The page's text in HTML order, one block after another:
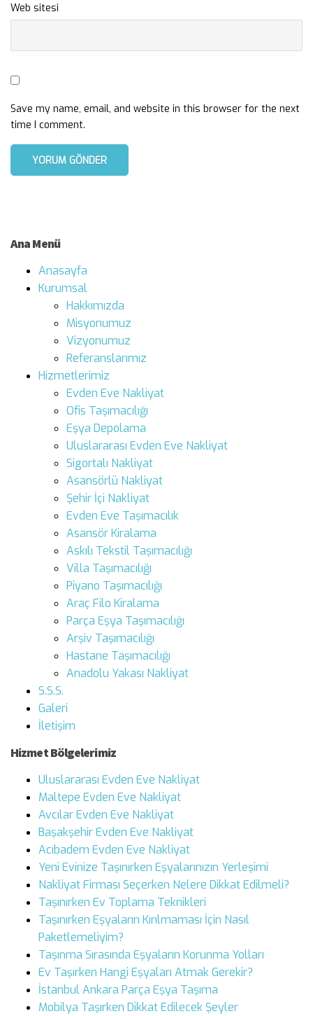
Web sitesi
Save my name, email, and website in this browser for the next
time I comment.
Ana Menü
Anasayfa
Kurumsal
Hakkımızda
Misyonumuz
Vizyonumuz
Referanslarımız
Hizmetlerimiz
Evden Eve Nakliyat
Ofis Taşımacılığı
Eşya Depolama
Uluslararası Evden Eve Nakliyat
Sigortalı Nakliyat
Asansörlü Nakliyat
Şehir İçi Nakliyat
Evden Eve Taşımacılık
Asansör Kiralama
Askılı Tekstil Taşımacılığı
Villa Taşımacılığı
Piyano Taşımacılığı
Araç Filo Kiralama
Parça Eşya Taşımacılığı
Arşiv Taşımacılığı
Hastane Taşımacılığı
Anadolu Yakası Nakliyat
S.S.S.
Galeri
İletişim
Hizmet Bölgelerimiz
Uluslararası Evden Eve Nakliyat
Maltepe Evden Eve Nakliyat
Avcılar Evden Eve Nakliyat
Başakşehir Evden Eve Nakliyat
Acıbadem Evden Eve Nakliyat
Yeni Evinize Taşınırken Eşyalarınızın Yerleşimi
Nakliyat Firması Seçerken Nelere Dikkat Edilmeli?
Taşınırken Ev Toplama Teknikleri
Taşınırken Eşyaların Kırılmaması İçin Nasıl
Paketlemeliyim?
Taşınma Sırasında Eşyaların Korunma Yolları
Ev Taşırken Hangi Eşyaları Atmak Gerekir?
İstanbul Ankara Parça Eşya Taşıma
Mobilya Taşırken Dikkat Edilecek Şeyler